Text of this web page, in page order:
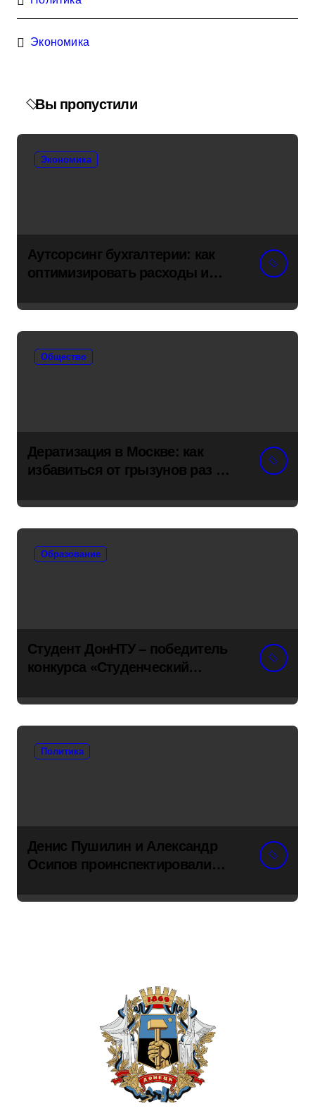
Экономика
Вы пропустили
Экономика
Аутсорсинг бухгалтерии: как
оптимизировать расходы и
Общество
Дератизация в Москве: как
избавиться от грызунов раз и
Образование
Студент ДонНТУ – победитель
конкурса «Студенческий
Политика
Денис Пушилин и Александр
Осипов проинспектировали
детсадов в поселке Новый